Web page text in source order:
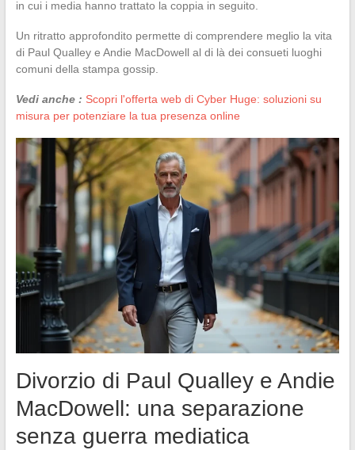
in cui i media hanno trattato la coppia in seguito.
Un ritratto approfondito permette di comprendere meglio la vita
di Paul Qualley e Andie MacDowell al di là dei consueti luoghi
comuni della stampa gossip.
Vedi anche : Scopri l'offerta web di Cyber Huge: soluzioni su
misura per potenziare la tua presenza online
Divorzio di Paul Qualley e Andie
MacDowell: una separazione
senza guerra mediatica